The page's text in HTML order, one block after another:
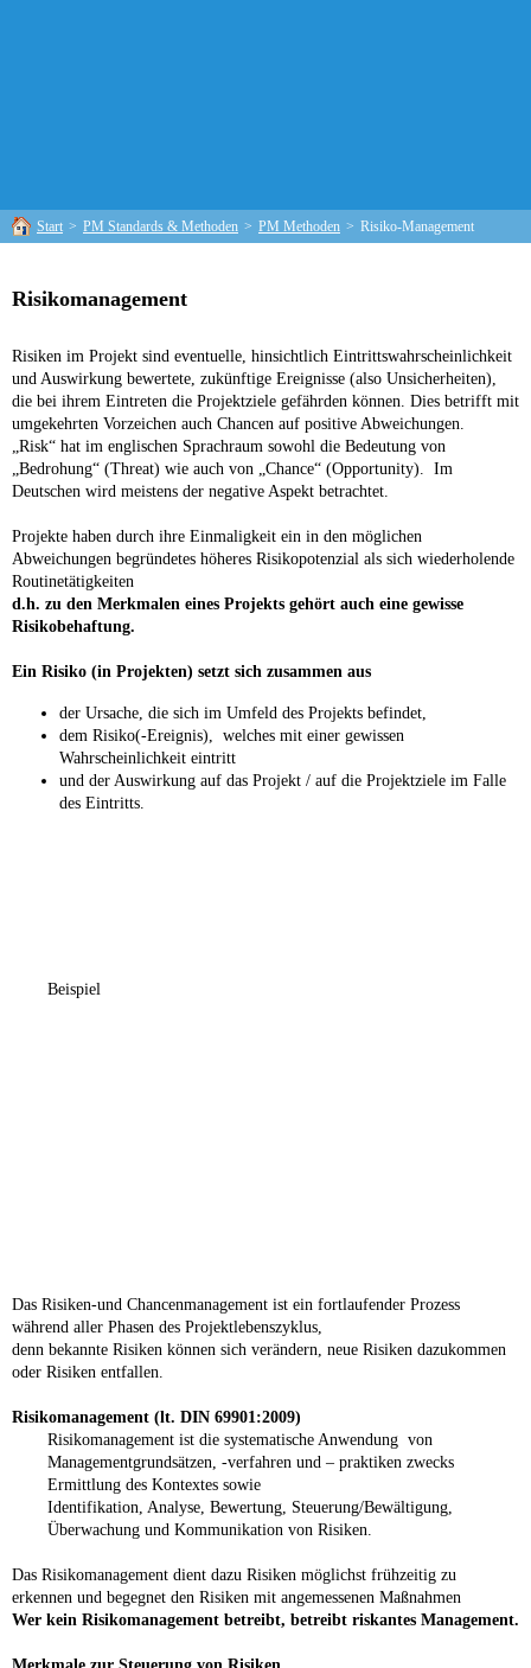
Start > PM Standards & Methoden > PM Methoden > Risiko-Management
Risikomanagement
Risiken im Projekt sind eventuelle, hinsichtlich Eintrittswahrscheinlichkeit
und Auswirkung bewertete, zukünftige Ereignisse (also Unsicherheiten),
die bei ihrem Eintreten die Projektziele gefährden können. Dies betrifft mit
umgekehrten Vorzeichen auch Chancen auf positive Abweichungen.
„Risk“ hat im englischen Sprachraum sowohl die Bedeutung von
„Bedrohung“ (Threat) wie auch von „Chance“ (Opportunity). Im
Deutschen wird meistens der negative Aspekt betrachtet.
Projekte haben durch ihre Einmaligkeit ein in den möglichen
Abweichungen begründetes höheres Risikopotenzial als sich wiederholende
Routinetätigkeiten
d.h. zu den Merkmalen eines Projekts gehört auch eine gewisse
Risikobehaftung.
Ein Risiko (in Projekten) setzt sich zusammen aus
der Ursache, die sich im Umfeld des Projekts befindet,
dem Risiko(-Ereignis), welches mit einer gewissen
Wahrscheinlichkeit eintritt
und der Auswirkung auf das Projekt / auf die Projektziele im Falle
des Eintritts.
Beispiel
Das Risiken-und Chancenmanagement ist ein fortlaufender Prozess
während aller Phasen des Projektlebenszyklus,
denn bekannte Risiken können sich verändern, neue Risiken dazukommen
oder Risiken entfallen.
Risikomanagement (lt. DIN 69901:2009)
Risikomanagement ist die systematische Anwendung von
Managementgrundsätzen, -verfahren und – praktiken zwecks
Ermittlung des Kontextes sowie
Identifikation, Analyse, Bewertung, Steuerung/Bewältigung,
Überwachung und Kommunikation von Risiken.
Das Risikomanagement dient dazu Risiken möglichst frühzeitig zu
erkennen und begegnet den Risiken mit angemessenen Maßnahmen
Wer kein Risikomanagement betreibt, betreibt riskantes Management.